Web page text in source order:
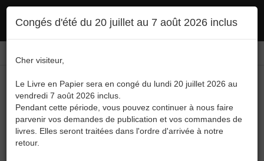
l'utilisation :politique en matière de confidentialité Accepter
Congés d'été du 20 juillet au 7 août 2026 inclus
Cher visiteur,
Le Livre en Papier sera en congé du lundi 20 juillet 2026 au
vendredi 7 août 2026 inclus.
Pendant cette période, vous pouvez continuer à nous faire
parvenir vos demandes de publication et vos commandes de
livres. Elles seront traitées dans l'ordre d'arrivée à notre
retour.
Menu